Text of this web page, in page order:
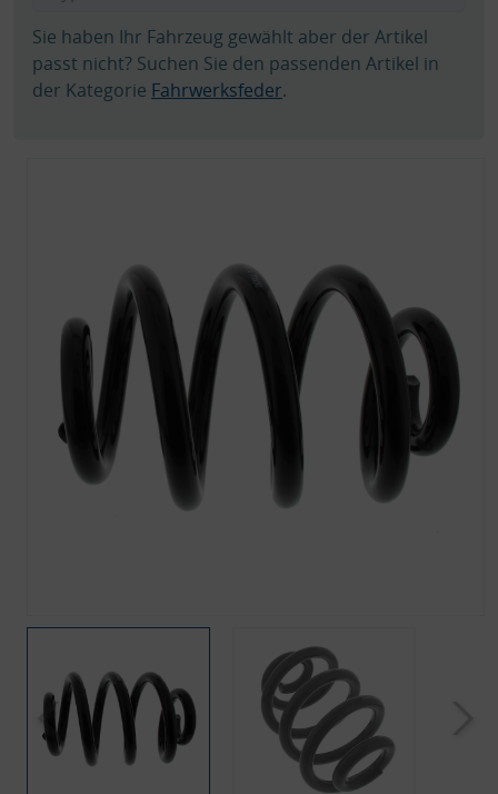
Sie haben Ihr Fahrzeug gewählt aber der Artikel
passt nicht? Suchen Sie den passenden Artikel in
der Kategorie Fahrwerksfeder.